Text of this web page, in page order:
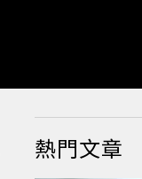
熱門文章